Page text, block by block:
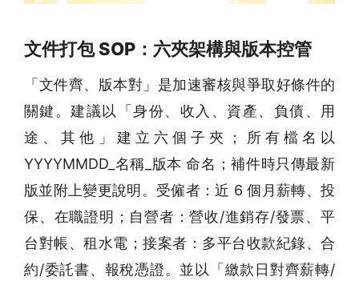
文件打包 SOP：六夾架構與版本控管
「文件齊、版本對」是加速審核與爭取好條件的
關鍵。建議以「身份、收入、資產、負債、用
途、其他」建立六個子夾；所有檔名以
YYYYMMDD_名稱_版本 命名；補件時只傳最新
版並附上變更說明。受僱者：近 6 個月薪轉、投
保、在職證明；自營者：營收/進銷存/發票、平
台對帳、租水電；接案者：多平台收款紀錄、合
約/委託書、報稅憑證。並以「繳款日對齊薪轉/